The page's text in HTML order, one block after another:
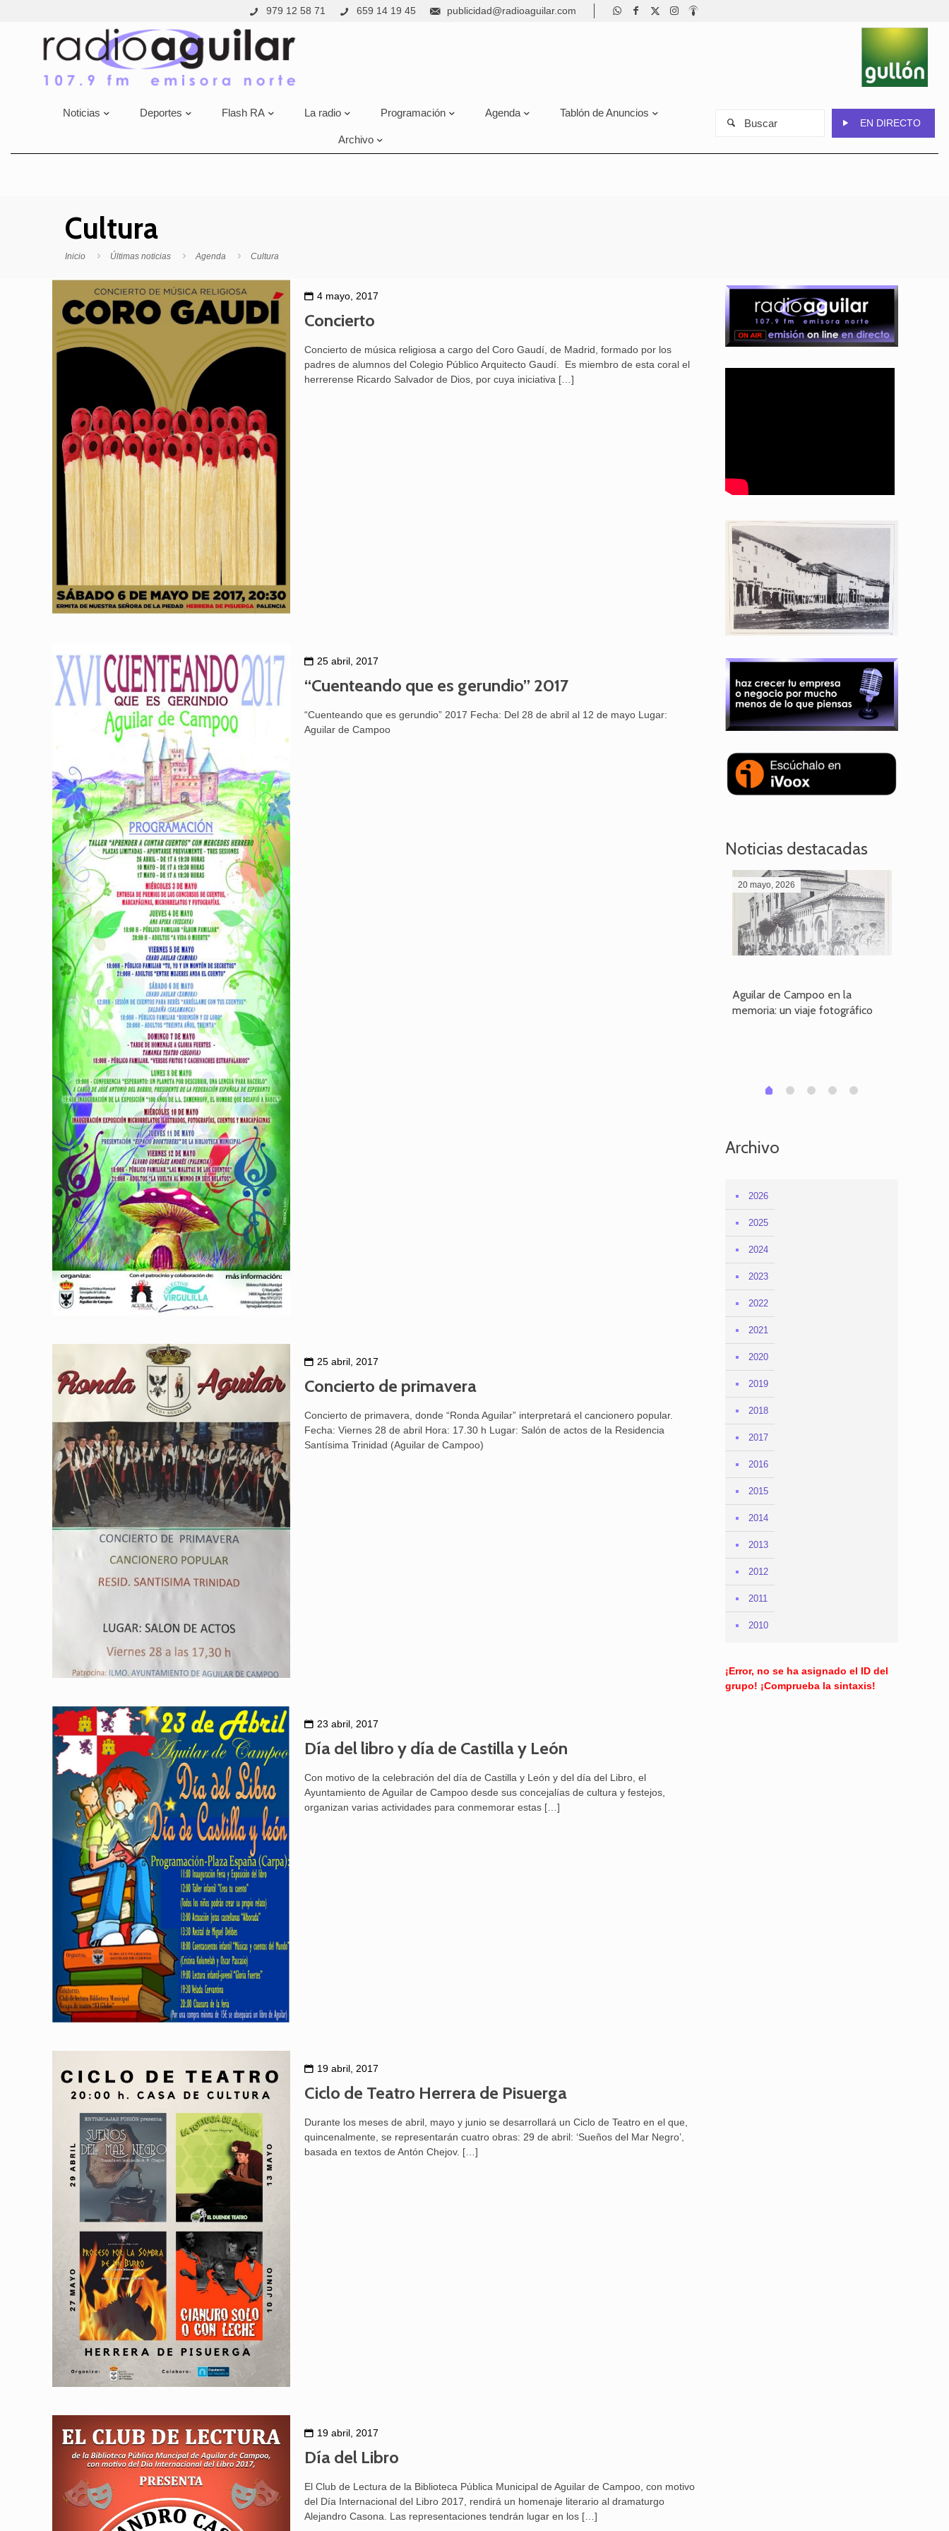
979 12 58 71 659 14 19 45 publicidad@radioaguilar.com
Noticias Deportes Flash RA La radio Programación Agenda Tablón de Anuncios
Archivo
EN DIRECTO
Cultura
Inicio Últimas noticias Agenda Cultura
4 mayo, 2017
Concierto
Concierto de música religiosa a cargo del Coro Gaudí, de Madrid, formado por los
padres de alumnos del Colegio Público Arquitecto Gaudí. Es miembro de esta coral el
herrerense Ricardo Salvador de Dios, por cuya iniciativa […]
25 abril, 2017
“Cuenteando que es gerundio” 2017
“Cuenteando que es gerundio” 2017 Fecha: Del 28 de abril al 12 de mayo Lugar:
Aguilar de Campoo
25 abril, 2017
Concierto de primavera
Concierto de primavera, donde “Ronda Aguilar” interpretará el cancionero popular.
Fecha: Viernes 28 de abril Hora: 17.30 h Lugar: Salón de actos de la Residencia
Santísima Trinidad (Aguilar de Campoo)
23 abril, 2017
Día del libro y día de Castilla y León
Con motivo de la celebración del día de Castilla y León y del día del Libro, el
Ayuntamiento de Aguilar de Campoo desde sus concejalías de cultura y festejos,
organizan varias actividades para conmemorar estas[…]
19 abril, 2017
Ciclo de Teatro Herrera de Pisuerga
Durante los meses de abril, mayo y junio se desarrollará un Ciclo de Teatro en el que,
quincenalmente, se representarán cuatro obras: 29 de abril: ‘Sueños del Mar Negro’,
basada en textos de Antón Chejov. […]
19 abril, 2017
Día del Libro
El Club de Lectura de la Biblioteca Pública Municipal de Aguilar de Campoo, con motivo
del Día Internacional del Libro 2017, rendirá un homenaje literario al dramaturgo
Alejandro Casona. Las representaciones tendrán lugar en los[…]
Noticias destacadas
20 mayo, 2026
Aguilar de Campoo en la
memoria: un viaje fotográfico
0 1 2 3 4
Archivo
2026
2025
2024
2023
2022
2021
2020
2019
2018
2017
2016
2015
2014
2013
2012
2011
2010
¡Error, no se ha asignado el ID del
grupo! ¡Comprueba la sintaxis!